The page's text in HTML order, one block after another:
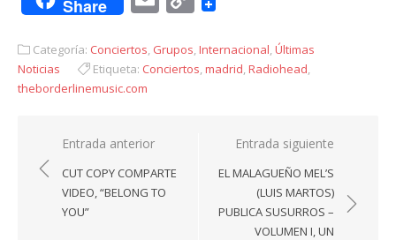
Share
Categoría: Conciertos, Grupos,Internacional,Últimas
Noticias
Etiqueta: Conciertos,madrid,Radiohead,
theborderlinemusic.com
Navegación
de
entradas
Entrada anterior
CUT COPY COMPARTE
VIDEO, “BELONG TO
YOU”
Entrada siguiente
EL MALAGUEÑO MEL’S
(LUIS MARTOS)
PUBLICA SUSURROS –
VOLUMEN I, UN